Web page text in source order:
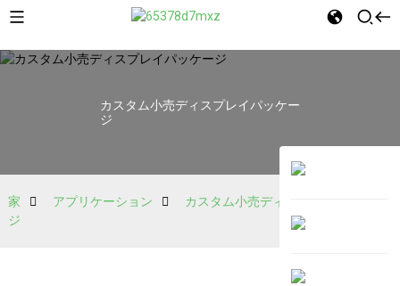
カスタム小売ディスプレイパッケー
ジ
家 アプリケーション
カスタム小売ディスプレイパッケー
ジ